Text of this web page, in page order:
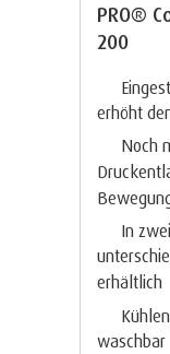
PRO®
200
erhöht
Noch
In
erhältlich
waschbar